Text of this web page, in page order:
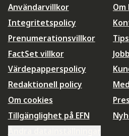
Användarvillkor
Integritetspolicy
Prenumerationsvillkor
FactSet villkor
Värdepapperspolicy
Redaktionell policy
Om cookies
Tillgänglighet på EFN
Om